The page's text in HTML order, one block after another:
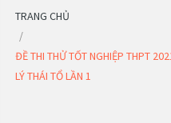
TRANG CHỦ
ĐỀ THI THỬ TỐT NGHIỆP THPT
LÝ THÁI TỔ LẦN 1